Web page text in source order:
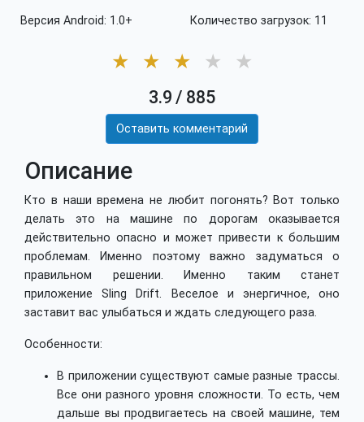
Версия Android: 1.0+ Количество загрузок: 11
★ ★ ★ ★ ★
3.9 / 885
Оставить комментарий
Описание
Кто в наши времена не любит погонять? Вот только
делать это на машине по дорогам оказывается
действительно опасно и может привести к большим
проблемам. Именно поэтому важно задуматься о
правильном решении. Именно таким станет
приложение Sling Drift. Веселое и энергичное, оно
заставит вас улыбаться и ждать следующего раза.
Особенности:
В приложении существуют самые разные трассы.
Все они разного уровня сложности. То есть, чем
дальше вы продвигаетесь на своей машине, тем